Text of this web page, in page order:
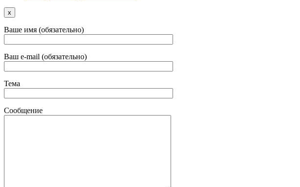
x
Ваше имя (обязательно)
Ваш e-mail (обязательно)
Тема
Сообщение